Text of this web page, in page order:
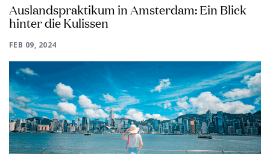
Auslandspraktikum in Amsterdam: Ein Blick
hinter die Kulissen
FEB 09, 2024